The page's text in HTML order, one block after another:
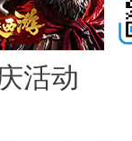
活动